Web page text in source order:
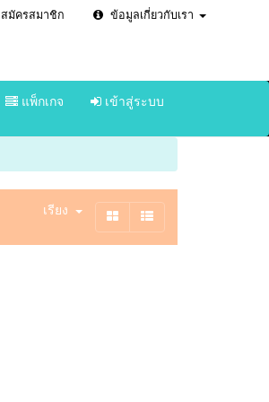
สมัครสมาชิก ข้อมูลเกี่ยวกับเรา
แพ็กเกจ เข้าสู่ระบบ
เรียง